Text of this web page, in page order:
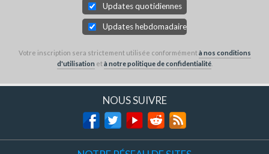
Updates quotidiennes
Updates hebdomadaires
Votre inscription sera strictement utilisée conformémentà nos conditions
d'utilisation età notre politique de confidentialité.
NOUS SUIVRE